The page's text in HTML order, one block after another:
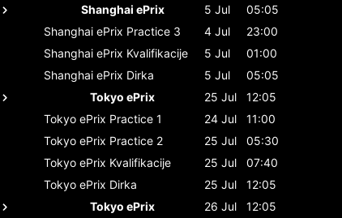
Shanghai ePrix
5 Jul
05:05
Shanghai ePrix Practice 3 4 Jul
23:00
Shanghai ePrix Kvalifikacije 5 Jul
01:00
Shanghai ePrix Dirka 5 Jul
05:05
Tokyo ePrix
25 Jul
12:05
Tokyo ePrix Practice 1 24 Jul
11:00
Tokyo ePrix Practice 2 25 Jul
05:30
Tokyo ePrix Kvalifikacije 25 Jul
07:40
Tokyo ePrix Dirka 25 Jul
12:05
Tokyo ePrix
26 Jul
12:05